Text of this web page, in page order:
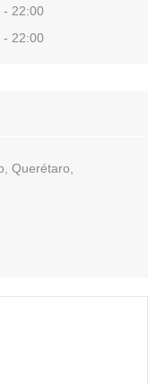
- 22:00
- 22:00
Querétaro,